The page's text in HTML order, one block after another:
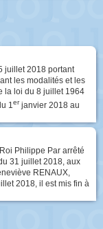
juillet 2018 portant
les modalités et les
la loi du 8 juillet 1964
1er janvier 2018 au
Philippe Par arrêté
31 juillet 2018, aux
RENAUX,
2018, il est mis fin à